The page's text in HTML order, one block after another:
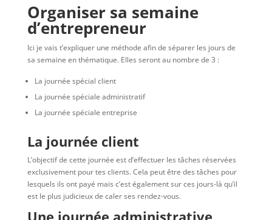
Organiser sa semaine
d’entrepreneur
Ici je vais t’expliquer une méthode afin de séparer les jours de
sa semaine en thématique. Elles seront au nombre de 3 :
La journée spécial client
La journée spéciale administratif
La journée spéciale entreprise
La journée client
L’objectif de cette journée est d’effectuer les tâches réservées
exclusivement pour tes clients. Cela peut être des tâches pour
lesquels ils ont payé mais c’est également sur ces jours-là qu’il
est le plus judicieux de caler ses rendez-vous.
Une journée administrative